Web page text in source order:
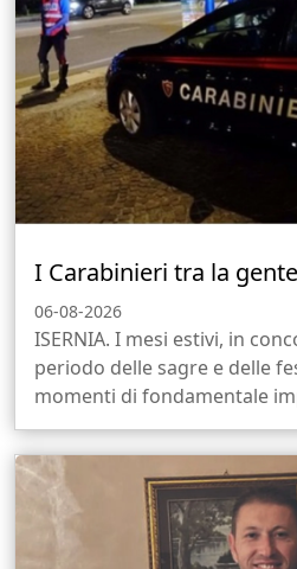
I Carabinieri tra la
06-08-2026
ISERNIA. I mesi estivi, in
periodo delle sagre e delle
momenti di fondamentale